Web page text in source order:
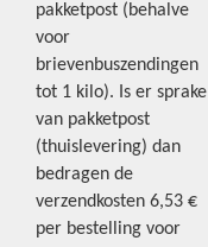
pakketpost (behalve
voor
brievenbuszendingen
tot 1 kilo). Is er sprake
van pakketpost
(thuislevering) dan
bedragen de
verzendkosten 6,53 €
per bestelling voor